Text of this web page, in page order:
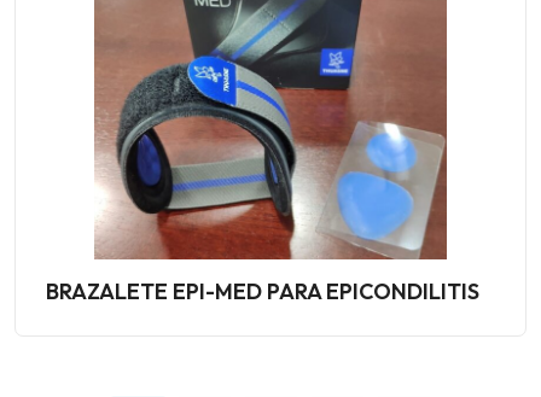
BRAZALETE EPI-MED PARA EPICONDILITIS